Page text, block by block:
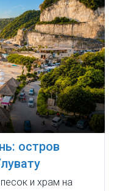
остров
и храм на